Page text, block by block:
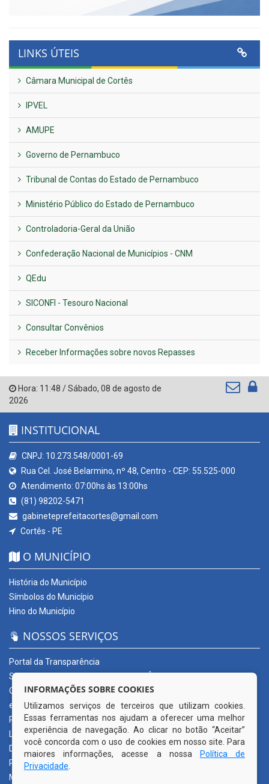
LINKS ÚTEIS
Câmara Municipal de Cortês
IPVEL
AMUPE
Governo de Pernambuco
Tribunal de Contas do Estado de Pernambuco
Ministério Público do Estado de Pernambuco
Controladoria-Geral da União
Confederação Nacional de Municípios - CNM
QEdu
SICONFI - Tesouro Nacional
Consultar Convênios
Receber Informações sobre novos Repasses
Hora: 11:48 /Sábado, 08 de agosto de
2026
INSTITUCIONAL
CNPJ: 10.273.548/0001-69
Rua Cel. José Belarmino, nº 48, Centro - CEP: 55.525-000
Atendimento: 07:00hs às 13:00hs
(81) 98202-5471
gabineteprefeitacortes@gmail.com
Cortês - PE
O MUNICÍPIO
História do Município
Símbolos do Município
Hino do Município
NOSSOS SERVIÇOS
Portal da Transparência
SERVIÇOS DIGITAIS: CONECTA CORTÊS
Ouvidoria Municipal
e-SIC
Processos de Licitação
Licitações em andamento
Diário Oficial
Publicações Oficiais
Mapa do Site
INFORMAÇÕES SOBRE COOKIES
Utilizamos serviços de terceiros que utilizam cookies.
Essas ferramentas nos ajudam a oferecer uma melhor
experiência de navegação. Ao clicar no botão “Aceitar”
você concorda com o uso de cookies em nosso site. Para
maiores informações, acesse a nossa
Política de
Privacidade